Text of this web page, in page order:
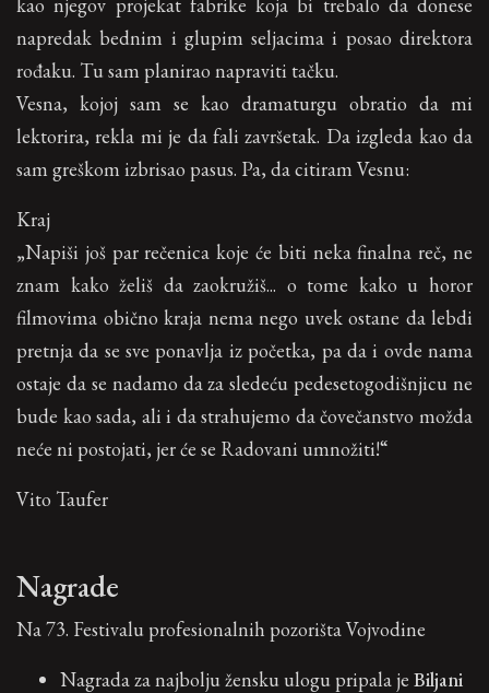
napredak bednim i glupim seljacima i posao direktora
rođaku. Tu sam planirao napraviti tačku.
Vesna, kojoj sam se kao dramaturgu obratio da mi
lektorira, rekla mi je da fali završetak. Da izgleda kao da
sam greškom izbrisao pasus. Pa, da citiram Vesnu:
Kraj
„Napiši još par rečenica koje će biti neka finalna reč, ne
znam kako želiš da zaokružiš... o tome kako u horor
filmovima obično kraja nema nego uvek ostane da lebdi
pretnja da se sve ponavlja iz početka, pa da i ovde nama
ostaje da se nadamo da za sledeću pedesetogodišnjicu ne
bude kao sada, ali i da strahujemo da čovečanstvo možda
neće ni postojati, jer će se Radovani umnožiti!“
Vito Taufer
Nagrade
Na 73. Festivalu profesionalnih pozorišta Vojvodine
Nagrada za najbolju žensku ulogu pripala je Biljani